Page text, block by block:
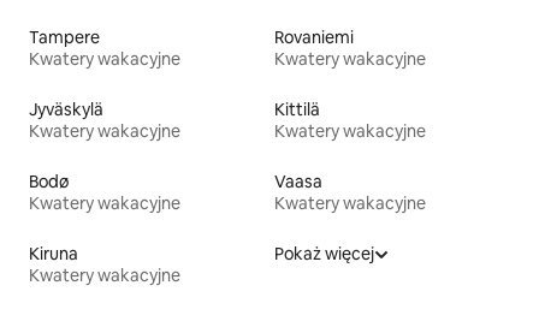
Tampere
Kwatery wakacyjne
Rovaniemi
Kwatery wakacyjne
Jyväskylä
Kwatery wakacyjne
Kittilä
Kwatery wakacyjne
Bodø
Kwatery wakacyjne
Vaasa
Kwatery wakacyjne
Kiruna
Kwatery wakacyjne
Pokaż więcej